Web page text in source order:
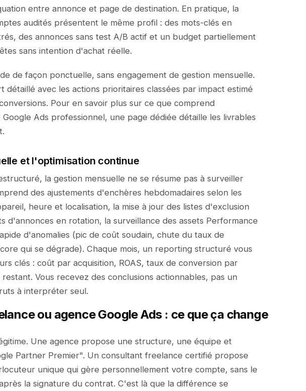
entre annonce et page de destination. En pratique, la
audités présentent le même profil : des mots-clés en
des annonces sans test A/B actif et un budget partiellement
sans intention d'achat réelle.
de façon ponctuelle, sans engagement de gestion mensuelle.
détaillé avec les actions prioritaires classées par impact estimé
Pour en savoir plus sur ce que comprend
Ads professionnel, une page dédiée détaille les livrables
et l'optimisation continue
la gestion mensuelle ne se résume pas à surveiller
des ajustements d'enchères hebdomadaires selon les
heure et localisation, la mise à jour des listes d'exclusion
d'annonces en rotation, la surveillance des assets Performance
d'anomalies (pic de coût soudain, chute du taux de
qui se dégrade). Chaque mois, un reporting structuré vous
clés : coût par acquisition, ROAS, taux de conversion par
Vous recevez des conclusions actionnables, pas un
à interpréter seul.
ou agence Google Ads : ce que ça change
Une agence propose une structure, une équipe et
Partner Premier". Un consultant freelance certifié propose
unique qui gère personnellement votre compte, sans le
la signature du contrat. C'est là que la différence se